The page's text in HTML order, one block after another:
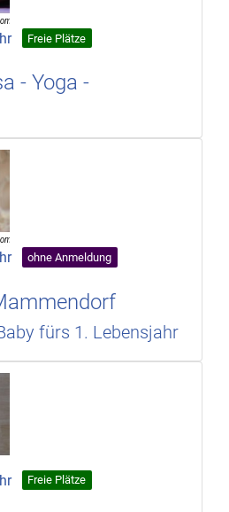
Freie Plätze
- Yoga -
ohne Anmeldung
fürs 1. Lebensjahr
Freie Plätze